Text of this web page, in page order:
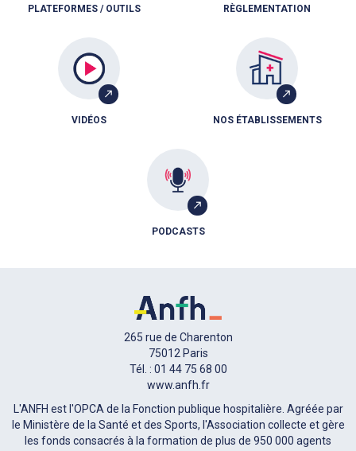
PLATEFORMES / OUTILS RÈGLEMENTATION
VIDÉOS NOS ÉTABLISSEMENTS
PODCASTS
265 rue de Charenton
75012 Paris
Tél. : 01 44 75 68 00
www.anfh.fr
L'ANFH est l'OPCA de la Fonction publique hospitalière. Agréée par
le Ministère de la Santé et des Sports, l'Association collecte et gère
les fonds consacrés à la formation de plus de 950 000 agents